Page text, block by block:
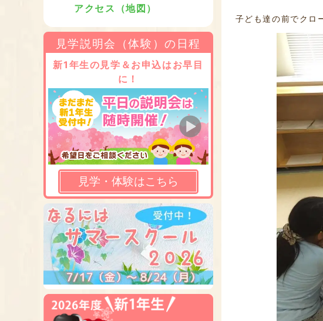
子ども達の前でクロ
アクセス（地図）
見学説明会（体験）の日程
新1年生の見学＆お申込はお早目
に！
見学・体験はこちら